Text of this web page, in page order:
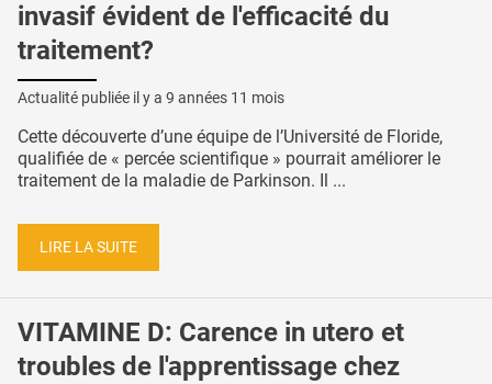
invasif évident de l'efficacité du
traitement?
Actualité publiée il y a 9 années 11 mois
Cette découverte d’une équipe de l’Université de Floride,
qualifiée de « percée scientifique » pourrait améliorer le
traitement de la maladie de Parkinson. Il ...
LIRE LA SUITE
VITAMINE D: Carence in utero et
troubles de l'apprentissage chez